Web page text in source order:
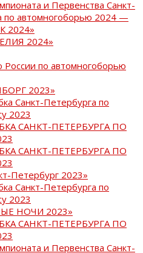
и Первенства Санкт-
по автомногоборью 2024 —
2024»
2024»
России по автомногоборью
2023»
Санкт-Петербурга по
2023
САНКТ-ПЕТЕРБУРГА ПО
САНКТ-ПЕТЕРБУРГА ПО
Петербург 2023»
Санкт-Петербурга по
2023
НОЧИ 2023»
САНКТ-ПЕТЕРБУРГА ПО
и Первенства Санкт-